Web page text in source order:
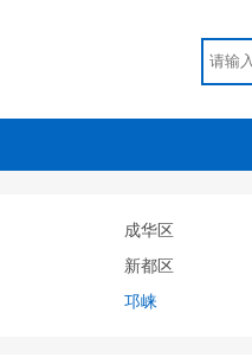
成华区
新都区
邛崃